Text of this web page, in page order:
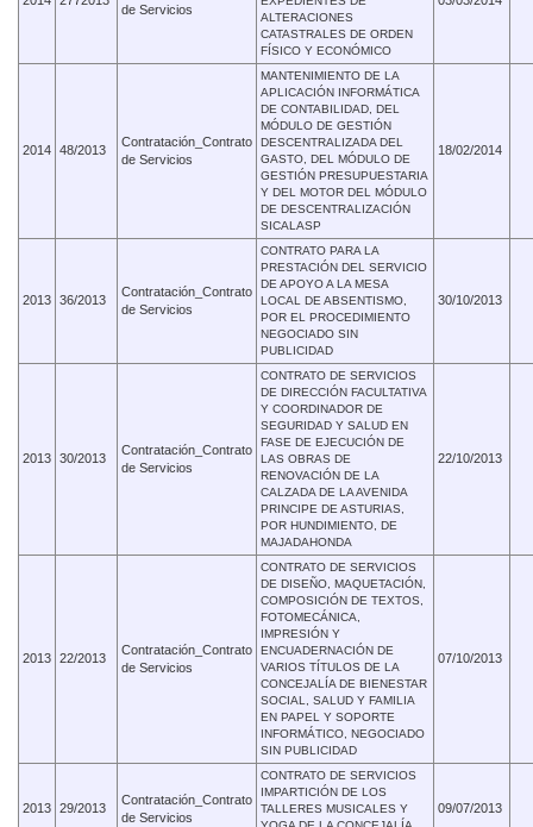
de Servicios
ALTERACIONES
CATASTRALES DE ORDEN
FÍSICO Y ECONÓMICO
2014 48/2013
Contratación_Contrato
de Servicios
MANTENIMIENTO DE LA
APLICACIÓN INFORMÁTICA
DE CONTABILIDAD, DEL
MÓDULO DE GESTIÓN
DESCENTRALIZADA DEL
GASTO, DEL MÓDULO DE
GESTIÓN PRESUPUESTARIA
Y DEL MOTOR DEL MÓDULO
DE DESCENTRALIZACIÓN
SICALASP
18/02/2014
2013 36/2013
Contratación_Contrato
de Servicios
CONTRATO PARA LA
PRESTACIÓN DEL SERVICIO
DE APOYO A LA MESA
LOCAL DE ABSENTISMO,
POR EL PROCEDIMIENTO
NEGOCIADO SIN
PUBLICIDAD
30/10/2013
2013 30/2013
Contratación_Contrato
de Servicios
CONTRATO DE SERVICIOS
DE DIRECCIÓN FACULTATIVA
Y COORDINADOR DE
SEGURIDAD Y SALUD EN
FASE DE EJECUCIÓN DE
LAS OBRAS DE
RENOVACIÓN DE LA
CALZADA DE LA AVENIDA
PRINCIPE DE ASTURIAS,
POR HUNDIMIENTO, DE
MAJADAHONDA
22/10/2013
2013 22/2013
Contratación_Contrato
de Servicios
CONTRATO DE SERVICIOS
DE DISEÑO, MAQUETACIÓN,
COMPOSICIÓN DE TEXTOS,
FOTOMECÁNICA,
IMPRESIÓN Y
ENCUADERNACIÓN DE
VARIOS TÍTULOS DE LA
CONCEJALÍA DE BIENESTAR
SOCIAL, SALUD Y FAMILIA
EN PAPEL Y SOPORTE
INFORMÁTICO, NEGOCIADO
SIN PUBLICIDAD
07/10/2013
2013 29/2013
Contratación_Contrato
de Servicios
CONTRATO DE SERVICIOS
IMPARTICIÓN DE LOS
TALLERES MUSICALES Y
09/07/2013